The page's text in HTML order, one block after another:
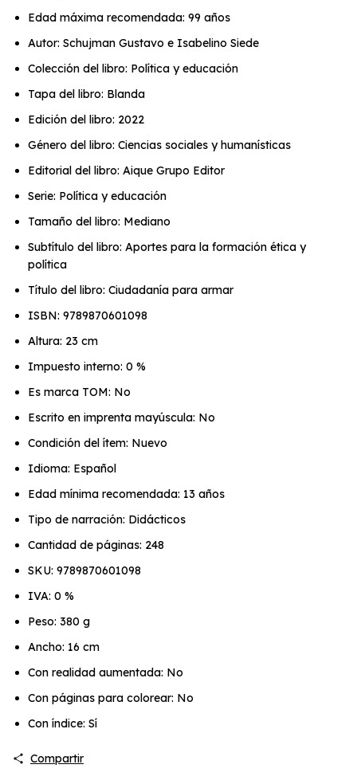
Edad máxima recomendada: 99 años
Autor: Schujman Gustavo e Isabelino Siede
Colección del libro: Política y educación
Tapa del libro: Blanda
Edición del libro: 2022
Género del libro: Ciencias sociales y humanísticas
Editorial del libro: Aique Grupo Editor
Serie: Política y educación
Tamaño del libro: Mediano
Subtítulo del libro: Aportes para la formación ética y
política
Título del libro: Ciudadanía para armar
ISBN: 9789870601098
Altura: 23 cm
Impuesto interno: 0 %
Es marca TOM: No
Escrito en imprenta mayúscula: No
Condición del ítem: Nuevo
Idioma: Español
Edad mínima recomendada: 13 años
Tipo de narración: Didácticos
Cantidad de páginas: 248
SKU: 9789870601098
IVA: 0 %
Peso: 380 g
Ancho: 16 cm
Con realidad aumentada: No
Con páginas para colorear: No
Con índice: Sí
Compartir